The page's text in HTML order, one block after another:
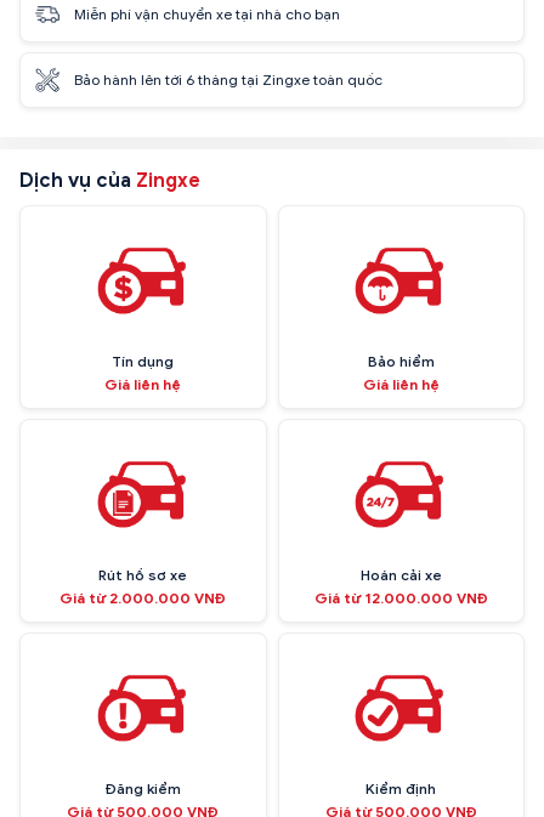
Miễn phí vận chuyển xe tại nhà cho bạn
Bảo hành lên tới 6 tháng tại Zingxe toàn quốc
Dịch vụ của Zingxe
Tín dụng
Giá liên hệ
Bảo hiểm
Giá liên hệ
Rút hồ sơ xe
Giá từ 2.000.000 VNĐ
Hoán cải xe
Giá từ 12.000.000 VNĐ
Đăng kiểm
Giá từ 500.000 VNĐ
Kiểm định
Giá từ 500.000 VNĐ